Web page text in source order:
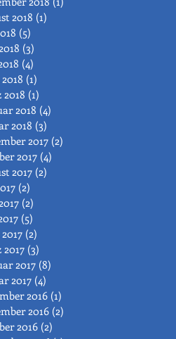
2018 (1)
(5)
(3)
(4)
(1)
(1)
2018 (4)
2018 (3)
2017 (2)
2017 (4)
2017 (2)
(2)
(2)
(5)
(2)
(3)
2017 (8)
2017 (4)
2016 (1)
2016 (2)
2016 (2)